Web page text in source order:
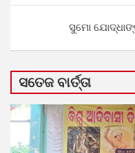
ସୁମୋ
ସତେଜ ବାର୍ତ୍ତା